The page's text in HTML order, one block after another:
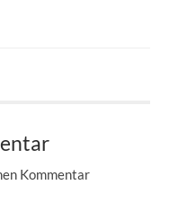
Kommentar